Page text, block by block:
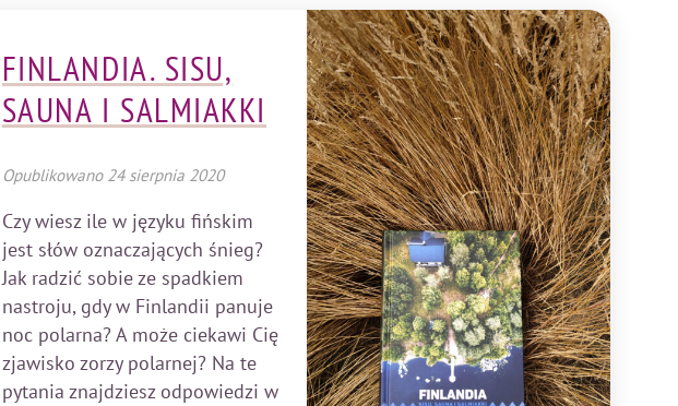
FINLANDIA. SISU,
SAUNA I SALMIAKKI
Opublikowano 24 sierpnia 2020
Czy wiesz ile w języku fińskim
jest słów oznaczających śnieg?
Jak radzić sobie ze spadkiem
nastroju, gdy w Finlandii panuje
noc polarna? A może ciekawi Cię
zjawisko zorzy polarnej? Na te
pytania znajdziesz odpowiedzi w